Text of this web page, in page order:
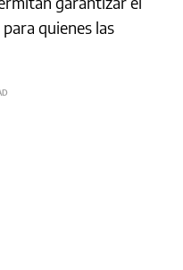
quienes las